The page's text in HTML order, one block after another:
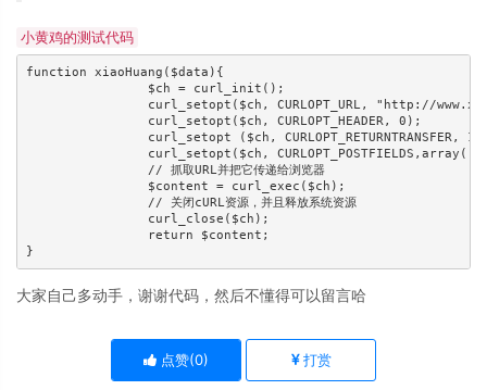
小黄鸡的测试代码
function xiaoHuang($data){
大家自己多动手，谢谢代码，然后不懂得可以留言哈
点赞(0) 打赏